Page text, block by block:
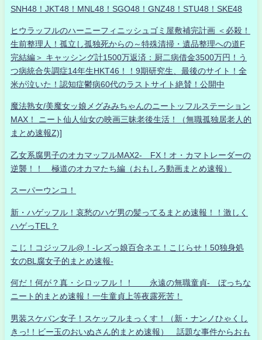
SNH48！JKT48！MNL48！SGO48！GNZ48！STU48！SKE48
ヒウラッフルのハーニーフィニッシュゴミ屋敷補完計画 ＜必殺！
生前整理人！孤立し孤独死からの～特殊清掃・遺品整理への道F
完結編＞ キャッシング計1500万返済：厨二病借金3500万円！う
つ病統合失調症14年生HKT46！！9期研究生、最後のサイト！全
米が泣いた！認知症鬱病60代のラストサイト絶賛！公開中
魔法熟女/美魔女ッ娘メグみみちゃんのニートッフルステーション
MAX！ ニート仙人仙女の映画三昧老後生活！（無職孤独居老人的
まとめ速報Z)]
乙女系腐男子のオカマッフルMAX2- FX！オ・カマトレーダーの
逆襲！！ 極道のオカマたち編（おもしろ動画まとめ速報）
スーパーウンコ！
新・ハゲッフル！哀愁のハゲ男の髪ってるまとめ速報！！激しく
ハゲっTEL？
こじ！コジッフル@！-レズっ娘百合ネエ！こじらせ！50独身処
女のBL腐女子的まとめ速報-
何だ！何が？真・シロッフル！！ 永遠の無職童貞- ぼっちな
ニート的まとめ速報！一生童貞上等夜露死苦！
男装スケバン女子！スケッフルまっくす！（新・ナンノひゃくし
きっ!！ビー玉のおいぬさん的まとめ速報） 話題な事件からおも